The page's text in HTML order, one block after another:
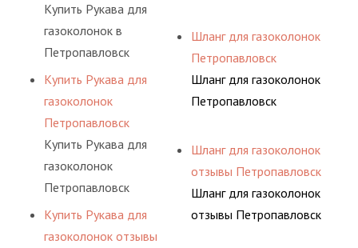
Купить Рукава для
газоколонок в
Петропавловск
Купить Рукава для
газоколонок
Петропавловск
Купить Рукава для
газоколонок
Петропавловск
Купить Рукава для
газоколонок отзывы
Шланг для газоколонок
Петропавловск
Шланг для газоколонок
Петропавловск
Шланг для газоколонок
отзывы Петропавловск
Шланг для газоколонок
отзывы Петропавловск